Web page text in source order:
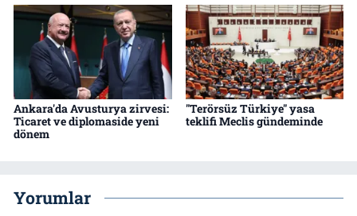
Ankara'da Avusturya zirvesi:
Ticaret ve diplomaside yeni
dönem
"Terörsüz Türkiye" yasa
teklifi Meclis gündeminde
Yorumlar